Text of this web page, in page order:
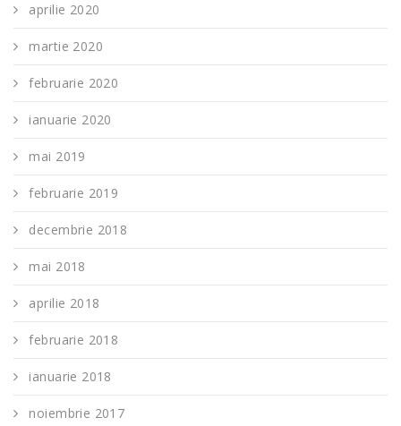
aprilie 2020
martie 2020
februarie 2020
ianuarie 2020
mai 2019
februarie 2019
decembrie 2018
mai 2018
aprilie 2018
februarie 2018
ianuarie 2018
noiembrie 2017